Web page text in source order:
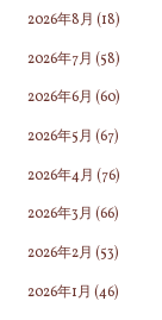
2026年8月 (18)
2026年7月 (58)
2026年6月 (60)
2026年5月 (67)
2026年4月 (76)
2026年3月 (66)
2026年2月 (53)
2026年1月 (46)